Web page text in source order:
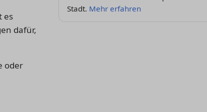
es
dafür,
oder
Stadt. Mehr erfahren